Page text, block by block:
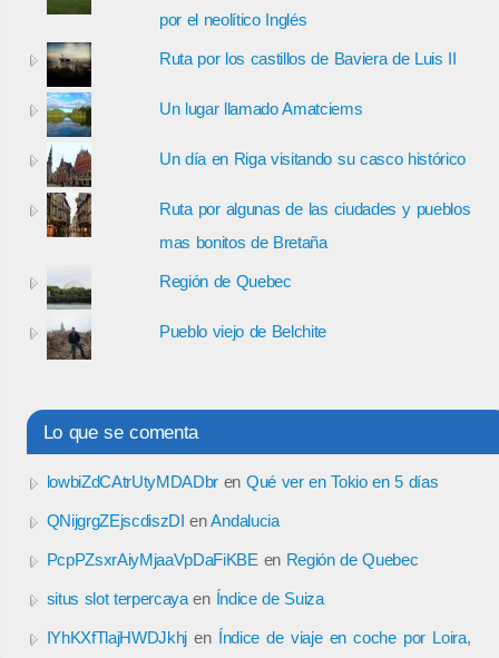
por el neolítico Inglés
Ruta por los castillos de Baviera de Luis II
Un lugar llamado Amatciems
Un día en Riga visitando su casco histórico
Ruta por algunas de las ciudades y pueblos
mas bonitos de Bretaña
Región de Quebec
Pueblo viejo de Belchite
Lo que se comenta
lowbiZdCAtrUtyMDADbr en Qué ver en Tokio en 5 días
QNijgrgZEjscdiszDI enAndalucia
PcpPZsxrAiyMjaaVpDaFiKBE en Región de Quebec
situs slot terpercayaen Índice de Suiza
IYhKXfTlajHWDJkhj en Índice de viaje en coche por Loira,